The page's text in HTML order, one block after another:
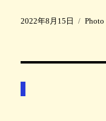
投
2022年8月15日
カ
Photo